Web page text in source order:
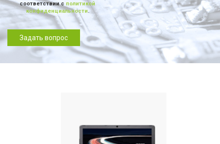
соответствии с политикой
конфиденциальности.
Задать вопрос